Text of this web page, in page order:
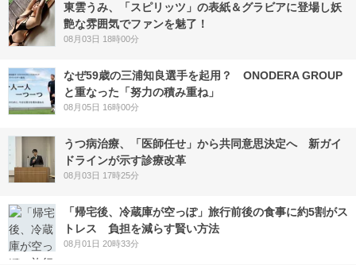
東雲うみ、「スピリッツ」の表紙＆グラビアに登場し妖
艶な雰囲気でファンを魅了！
08月03日 18時00分
なぜ59歳の三浦知良選手を起用？ ONODERA GROUP
と重なった「努力の積み重ね」
08月05日 16時00分
うつ病治療、「医師任せ」から共同意思決定へ 新ガイ
ドラインが示す診療改革
08月03日 17時25分
「帰宅後、冷蔵庫が空っぽ」旅行前後の食事に約5割がス
トレス 負担を減らす賢い方法
08月01日 20時33分